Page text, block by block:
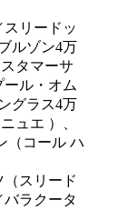
（スリード
バラクータ